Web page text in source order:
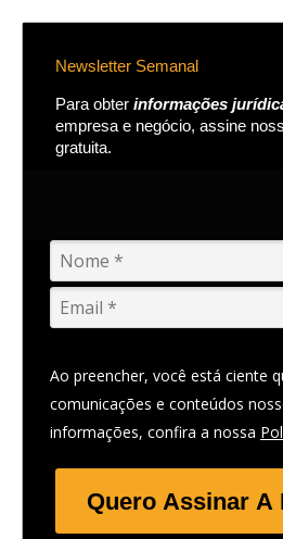
Newsletter Semanal
Para obter informações
empresa e negócio, assine
gratuita.
Ao preencher, você está ciente
comunicações e conteúdos
informações, confira a nossa
Quero Assinar A